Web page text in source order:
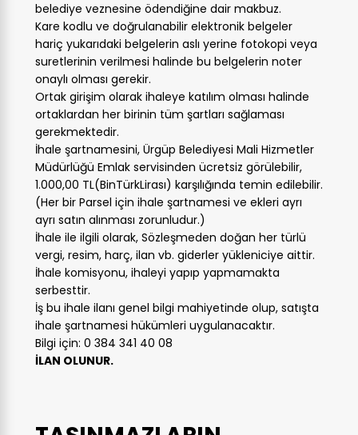
belediye veznesine ödendiğine dair makbuz.
Kare kodlu ve doğrulanabilir elektronik belgeler
hariç yukarıdaki belgelerin aslı yerine fotokopi veya
suretlerinin verilmesi halinde bu belgelerin noter
onaylı olması gerekir.
Ortak girişim olarak ihaleye katılım olması halinde
ortaklardan her birinin tüm şartları sağlaması
gerekmektedir.
İhale şartnamesini, Ürgüp Belediyesi Mali Hizmetler
Müdürlüğü Emlak servisinden ücretsiz görülebilir,
1.000,00 TL(BinTürkLirası) karşılığında temin edilebilir.
(Her bir Parsel için ihale şartnamesi ve ekleri ayrı
ayrı satın alınması zorunludur.)
İhale ile ilgili olarak, Sözleşmeden doğan her türlü
vergi, resim, harç, ilan vb. giderler yükleniciye aittir.
İhale komisyonu, ihaleyi yapıp yapmamakta
serbesttir.
İş bu ihale ilanı genel bilgi mahiyetinde olup, satışta
ihale şartnamesi hükümleri uygulanacaktır.
Bilgi için: 0 384 341 40 08
İLAN OLUNUR.